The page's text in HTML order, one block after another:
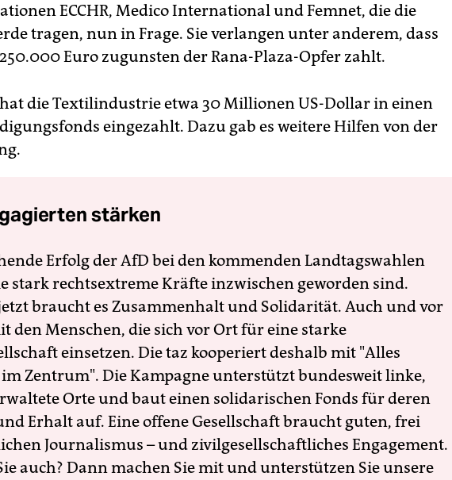
ECCHR, Medico International und Femnet, die die
tragen, nun in Frage. Sie verlangen unter anderem, dass
Euro zugunsten der Rana-Plaza-Opfer zahlt.
die Textilindustrie etwa 30 Millionen US-Dollar in einen
eingezahlt. Dazu gab es weitere Hilfen von der
stärken
Erfolg der AfD bei den kommenden Landtagswahlen
stark rechtsextreme Kräfte inzwischen geworden sind.
braucht es Zusammenhalt und Solidarität. Auch und vor
den Menschen, die sich vor Ort für eine starke
einsetzen. Die taz kooperiert deshalb mit "Alles
Zentrum". Die Kampagne unterstützt bundesweit linke,
Orte und baut einen solidarischen Fonds für deren
Erhalt auf. Eine offene Gesellschaft braucht guten, frei
Journalismus – und zivilgesellschaftliches Engagement.
auch? Dann machen Sie mit und unterstützen Sie unsere